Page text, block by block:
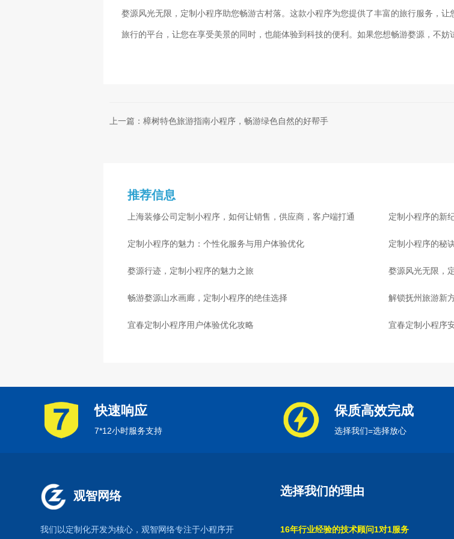
婺源风光无限，定制小程序助您畅游古村落。这款小程序为您提供了丰富的旅行服务，
旅行的平台，让您在享受美景的同时，也能体验到科技的便利。如果您想畅游婺源，不妨
上一篇：樟树特色旅游指南小程序，畅游绿色自然的好帮手
推荐信息
上海装修公司定制小程序，如何让销售，供应商，客户端打通 定制小程序的新
定制小程序的魅力：个性化服务与用户体验优化 定制小程序的秘
婺源行迹，定制小程序的魅力之旅 婺源风光无限，
畅游婺源山水画廊，定制小程序的绝佳选择 解锁抚州旅游新
宜春定制小程序用户体验优化攻略 宜春定制小程序
快速响应
7*12小时服务支持
保质高效完成
选择我们=选择放心
观智网络
我们以定制化开发为核心，观智网络专注于小程序开
选择我们的理由
16年行业经验的技术顾问1对1服务